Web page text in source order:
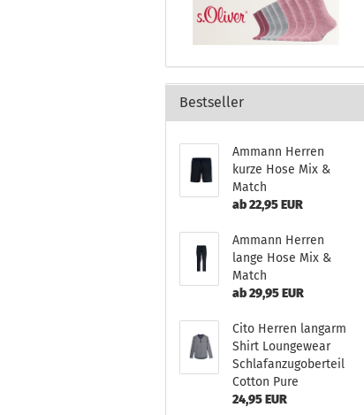
Bestseller
Ammann Herren
kurze Hose Mix &
Match
ab 22,95 EUR
Ammann Herren
lange Hose Mix &
Match
ab 29,95 EUR
Cito Herren langarm
Shirt Loungewear
Schlafanzugoberteil
Cotton Pure
24,95 EUR